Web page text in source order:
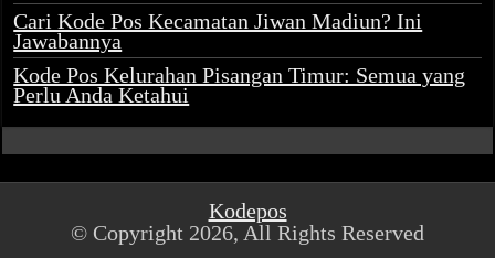
Cari Kode Pos Kecamatan Jiwan Madiun? Ini
Jawabannya
Kode Pos Kelurahan Pisangan Timur: Semua yang
Perlu Anda Ketahui
Kodepos
© Copyright 2026, All Rights Reserved